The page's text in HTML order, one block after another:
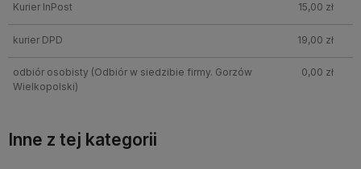
Kurier InPost 15,00 zł
kurier DPD 19,00 zł
odbiór osobisty (Odbiór w siedzibie firmy. Gorzów
Wielkopolski)
0,00 zł
Inne z tej kategorii